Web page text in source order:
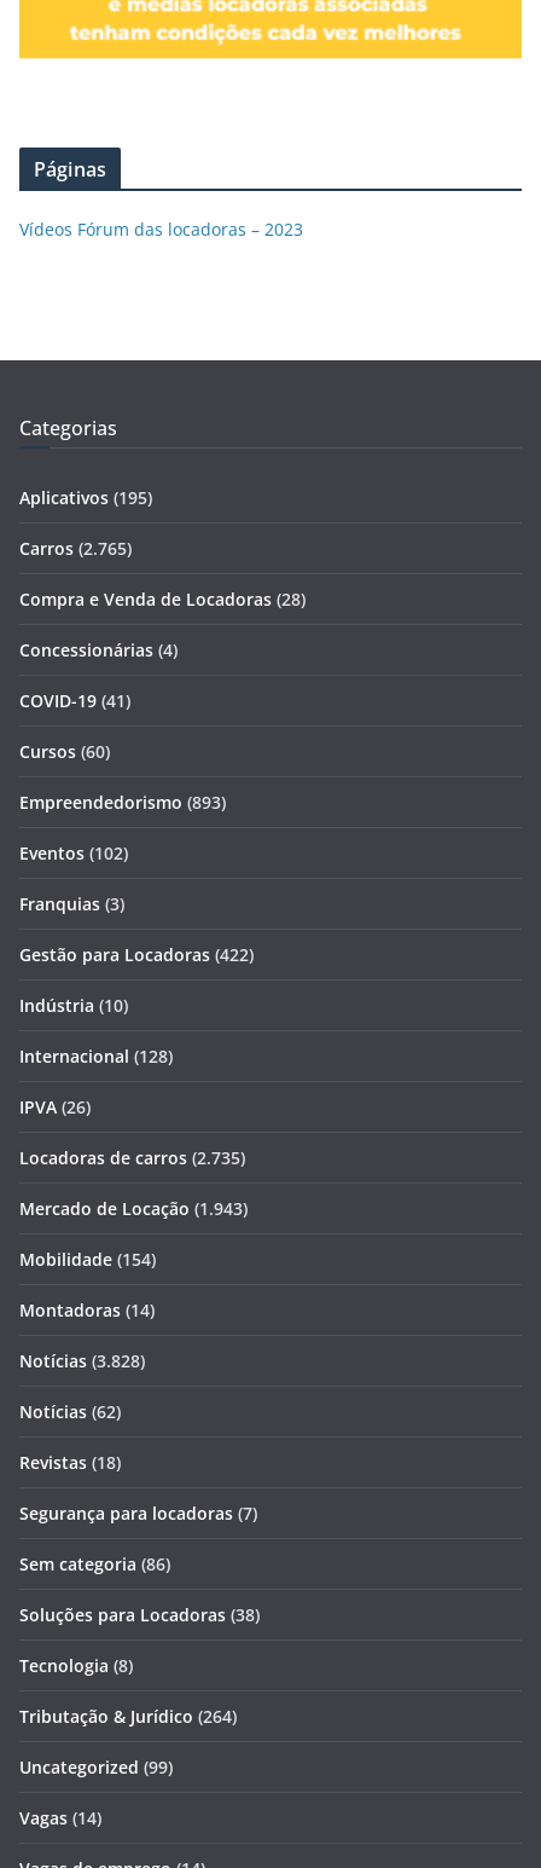
Páginas
Vídeos Fórum das locadoras – 2023
Categorias
Aplicativos (195)
Carros (2.765)
Compra e Venda de Locadoras (28)
Concessionárias (4)
COVID-19 (41)
Cursos (60)
Empreendedorismo (893)
Eventos (102)
Franquias (3)
Gestão para Locadoras (422)
Indústria (10)
Internacional (128)
IPVA (26)
Locadoras de carros (2.735)
Mercado de Locação (1.943)
Mobilidade (154)
Montadoras (14)
Notícias (3.828)
Notícias (62)
Revistas (18)
Segurança para locadoras (7)
Sem categoria (86)
Soluções para Locadoras (38)
Tecnologia (8)
Tributação & Jurídico (264)
Uncategorized (99)
Vagas (14)